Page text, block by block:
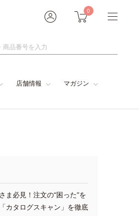
0
店舗情報 マガジン
ま必見！注文の“困った”を
カタログスキャン」を徹底